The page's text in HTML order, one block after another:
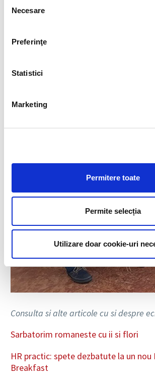
consimțământului
Necesare
Preferinţe
Statistici
Marketing
Permitere toate
Permite selecția
Utilizare doar cookie-uri
Consulta si alte articole cu si despre
Sarbatorim romaneste cu ii si flori
HR practic: spete dezbatute la un nou
Breakfast